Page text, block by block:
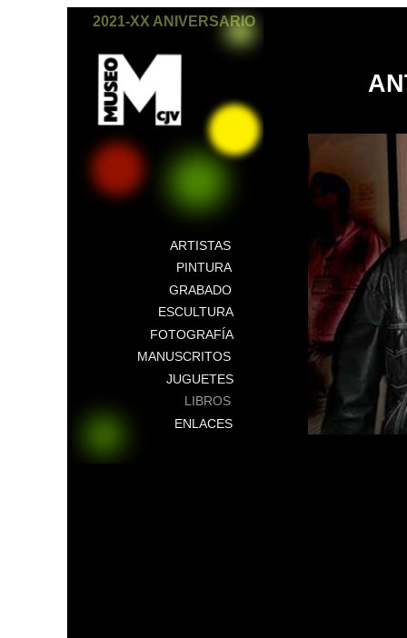
2021-XX ANIVERSARIO
ARTISTAS
PINTURA
GRABADO
ESCULTURA
FOTOGRAFÍA
MANUSCRITOS
JUGUETES
LIBROS
ENLACES